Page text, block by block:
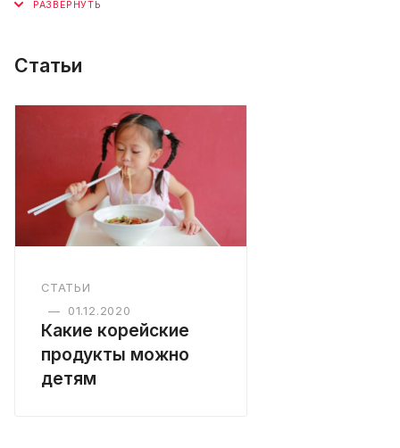
Статьи
СТАТЬИ
—
01.12.2020
Какие корейские
продукты можно
детям